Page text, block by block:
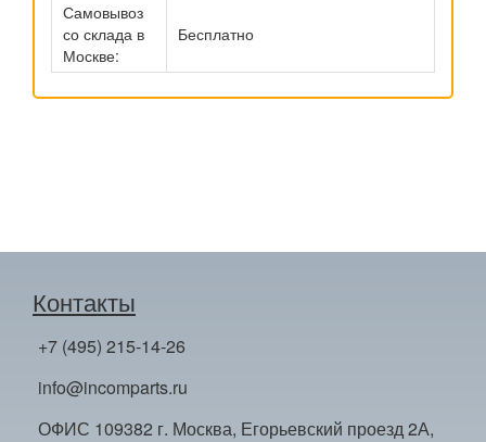
Самовывоз
со склада в
Москве:
Бесплатно
Контакты
+7 (495) 215-14-26
info@incomparts.ru
ОФИС 109382 г. Москва, Егорьевский проезд 2А,